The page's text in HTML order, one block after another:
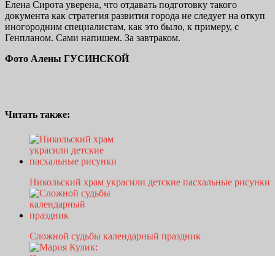
Елена Сирота уверена, что отдавать подготовку такого
документа как стратегия развития города не следует на откуп
иногородним специалистам, как это было, к примеру, с
Генпланом. Сами напишем. За завтраком.
Фото Алены ГУСИНСКОЙ
Читать также:
Никольский храм украсили детские пасхальные рисунки
Сложной судьбы календарный праздник